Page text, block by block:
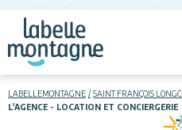
LABELLEMONTAGNE SAINT FRANÇOIS
L'AGENCE - LOCATION ET CONCIERGERIE